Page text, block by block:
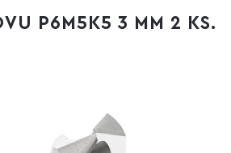
P6M5K5 3 MM 2 KS.